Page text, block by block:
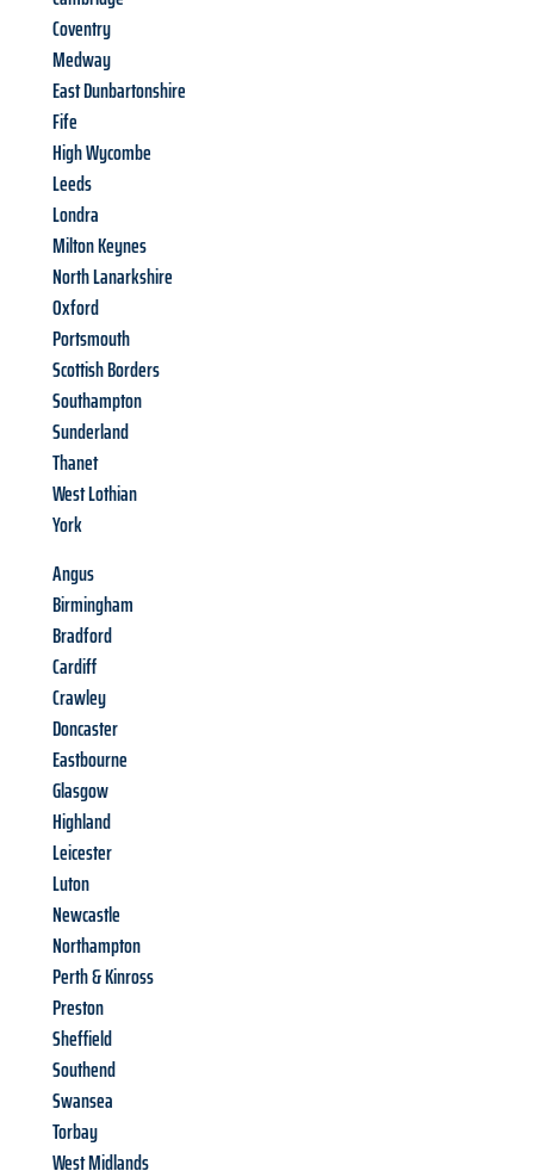
Coventry
Medway
East Dunbartonshire
Fife
High Wycombe
Leeds
Londra
Milton Keynes
North Lanarkshire
Oxford
Portsmouth
Scottish Borders
Southampton
Sunderland
Thanet
West Lothian
York
Angus
Birmingham
Bradford
Cardiff
Crawley
Doncaster
Eastbourne
Glasgow
Highland
Leicester
Luton
Newcastle
Northampton
Perth & Kinross
Preston
Sheffield
Southend
Swansea
Torbay
West Midlands